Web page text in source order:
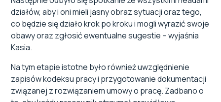
działów, aby i oni mieli jasny obraz sytuacji oraz tego,
co będzie się działo krok po kroku i mogli wyrazić swoje
obawy oraz zgłosić ewentualne sugestie – wyjaśnia
Kasia.
Na tym etapie istotne było również uwzględnienie
zapisów kodeksu pracy i przygotowanie dokumentacji
związanej z rozwiązaniem umowy o pracę. Zadbano o